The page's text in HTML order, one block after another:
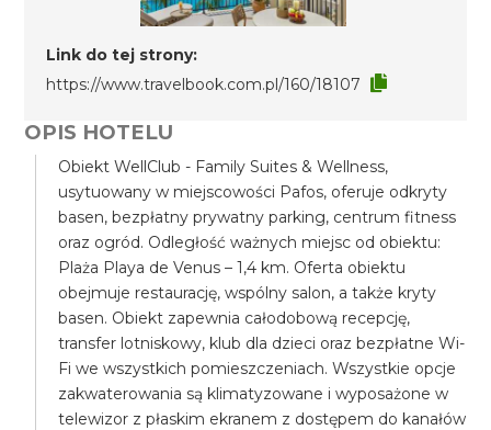
Link do tej strony:
https://www.travelbook.com.pl/160/18107
OPIS HOTELU
Obiekt WellClub - Family Suites & Wellness,
usytuowany w miejscowości Pafos, oferuje odkryty
basen, bezpłatny prywatny parking, centrum fitness
oraz ogród. Odległość ważnych miejsc od obiektu:
Plaża Playa de Venus – 1,4 km. Oferta obiektu
obejmuje restaurację, wspólny salon, a także kryty
basen. Obiekt zapewnia całodobową recepcję,
transfer lotniskowy, klub dla dzieci oraz bezpłatne Wi-
Fi we wszystkich pomieszczeniach. Wszystkie opcje
zakwaterowania są klimatyzowane i wyposażone w
telewizor z płaskim ekranem z dostępem do kanałów